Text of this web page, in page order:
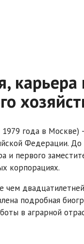
карьера
года в
Федерации.
и первого
корпорациях.
чем
подробная
в аграрной